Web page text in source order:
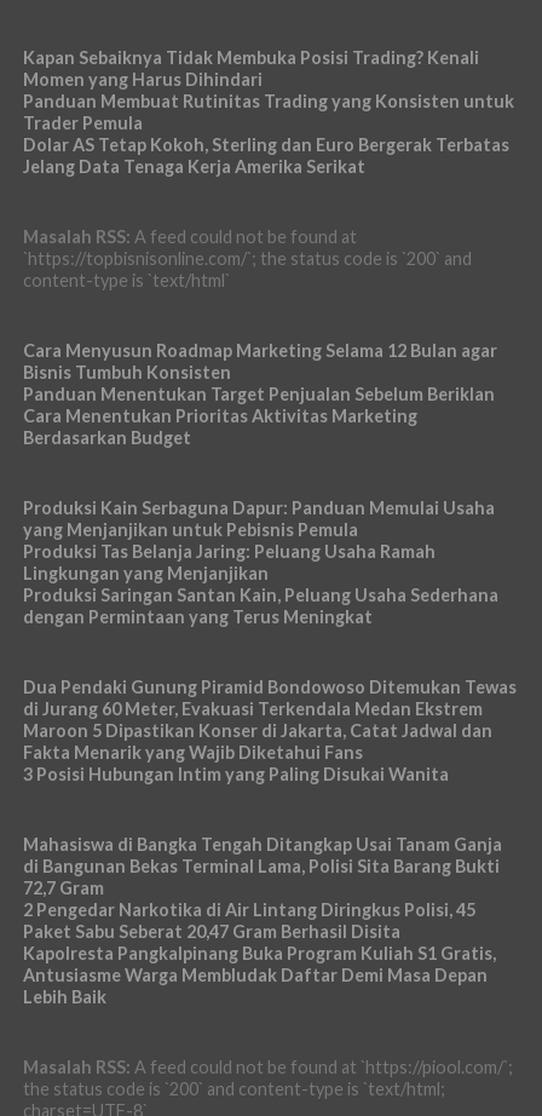
Kapan Sebaiknya Tidak Membuka Posisi Trading? Kenali
Momen yang Harus Dihindari
Panduan Membuat Rutinitas Trading yang Konsisten untuk
Trader Pemula
Dolar AS Tetap Kokoh, Sterling dan Euro Bergerak Terbatas
Jelang Data Tenaga Kerja Amerika Serikat
Masalah RSS: A feed could not be found at
`https://topbisnisonline.com/`; the status code is `200` and
content-type is `text/html`
Cara Menyusun Roadmap Marketing Selama 12 Bulan agar
Bisnis Tumbuh Konsisten
Panduan Menentukan Target Penjualan Sebelum Beriklan
Cara Menentukan Prioritas Aktivitas Marketing
Berdasarkan Budget
Produksi Kain Serbaguna Dapur: Panduan Memulai Usaha
yang Menjanjikan untuk Pebisnis Pemula
Produksi Tas Belanja Jaring: Peluang Usaha Ramah
Lingkungan yang Menjanjikan
Produksi Saringan Santan Kain, Peluang Usaha Sederhana
dengan Permintaan yang Terus Meningkat
Dua Pendaki Gunung Piramid Bondowoso Ditemukan Tewas
di Jurang 60 Meter, Evakuasi Terkendala Medan Ekstrem
Maroon 5 Dipastikan Konser di Jakarta, Catat Jadwal dan
Fakta Menarik yang Wajib Diketahui Fans
3 Posisi Hubungan Intim yang Paling Disukai Wanita
Mahasiswa di Bangka Tengah Ditangkap Usai Tanam Ganja
di Bangunan Bekas Terminal Lama, Polisi Sita Barang Bukti
72,7 Gram
2 Pengedar Narkotika di Air Lintang Diringkus Polisi, 45
Paket Sabu Seberat 20,47 Gram Berhasil Disita
Kapolresta Pangkalpinang Buka Program Kuliah S1 Gratis,
Antusiasme Warga Membludak Daftar Demi Masa Depan
Lebih Baik
Masalah RSS: A feed could not be found at `https://piool.com/`;
the status code is `200` and content-type is `text/html;
charset=UTF-8`